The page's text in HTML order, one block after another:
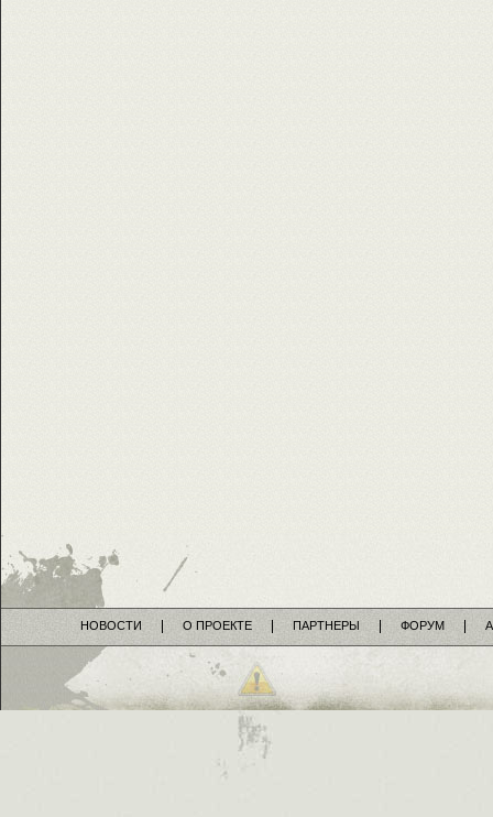
НОВОСТИ О ПРОЕКТЕ ПАРТНЕРЫ ФОРУМ